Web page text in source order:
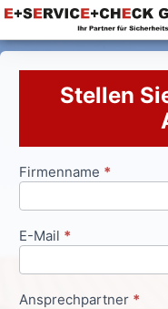
Stellen
Anfrageformular
Firmenname *
E-Mail *
Ansprechpartner *